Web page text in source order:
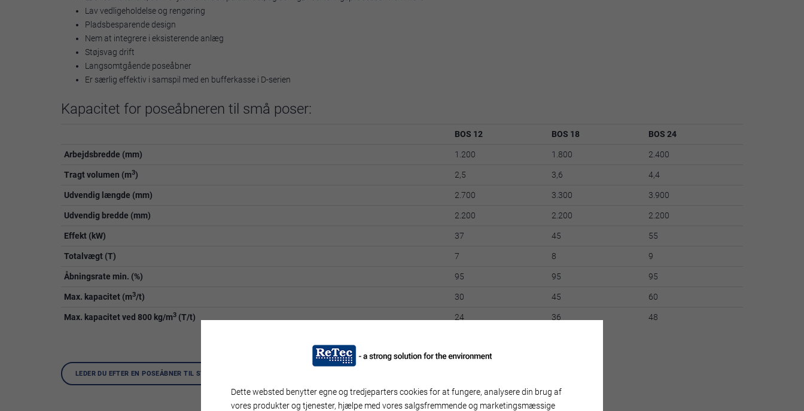
Lav vedligeholdelse og rengøring
Pladsbesparende design
Nem at integrere i eksisterende anlæg
Støjsvag drift
Langsomtgående poseåbner
Er særlig effektiv i samspil med en bufferkasse i D-serien
Kapacitet for poseåbneren til små poser:
BOS 12 BOS 18 BOS 24
Arbejdsbredde (mm) 1.200 1.800 2.400
Tragt volumen (m3) 2,5 3,6 4,4
Udvendig længde (mm) 2.700 3.300 3.900
Udvendig bredde (mm) 2.200 2.200 2.200
Effekt (kW) 37 45 55
Totalvægt (T) 7 8 9
Åbningsrate min. (%) 95 95 95
Max. kapacitet (m3/t) 30 45 60
Max. kapacitet ved 800 kg/m3 (T/t) 24 36 48
LEDER DU EFTER EN POSEÅBNER TIL STØRRE POSER /MERE KAPACITET, SÅ LÆS MERE HER.
Dette websted benytter egne og tredjeparters cookies for at fungere, analysere din brug af
vores produkter og tjenester, hjælpe med vores salgsfremmende og marketingsmæssige